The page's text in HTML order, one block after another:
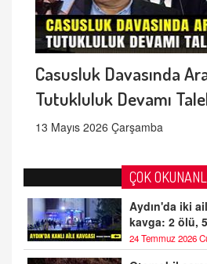
Casusluk Davasında
Tutukluluk Devamı
13 Mayıs 2026 Çarşamba
ÇOK
Aydın'da iki
kavga: 2 ölü,
24 Temmuz 2026